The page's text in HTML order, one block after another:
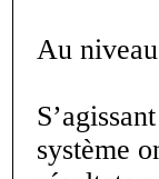
Au
système